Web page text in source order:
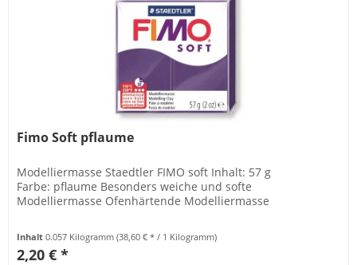
Fimo Soft pflaume
Modelliermasse Staedtler FIMO soft Inhalt: 57 g
Farbe: pflaume Besonders weiche und softe
Modelliermasse Ofenhärtende Modelliermasse
Inhalt0.057 Kilogramm(38,60 € * / 1 Kilogramm)
2,20 € *